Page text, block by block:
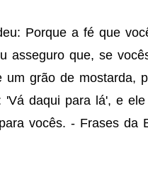
Porque a fé que
asseguro que, se
um grão de mostarda,
'Vá daqui para lá', e
vocês. - Frases da